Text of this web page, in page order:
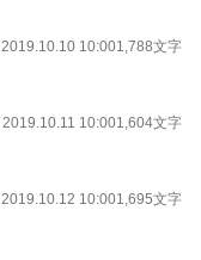
2019.10.10 10:001,788文字
2019.10.11 10:001,604文字
2019.10.12 10:001,695文字